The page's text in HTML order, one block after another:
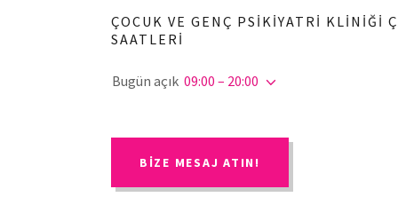
ÇOCUK VE GENÇ PSİKİYATRİ KLİNİĞİ
SAATLERI
Bugün açık 09:00 – 20:00
BIZE MESAJ ATIN!